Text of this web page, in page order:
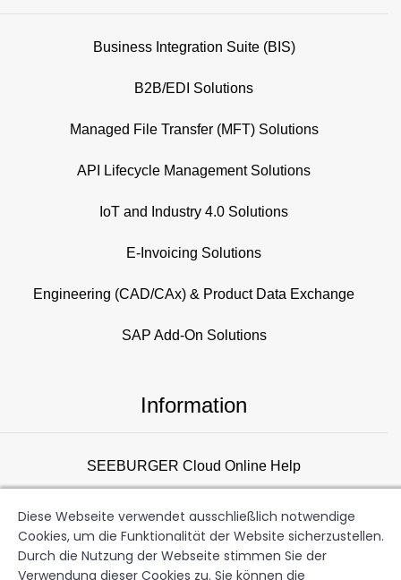
Business Integration Suite (BIS)
B2B/EDI Solutions
Managed File Transfer (MFT) Solutions
API Lifecycle Management Solutions
IoT and Industry 4.0 Solutions
E-Invoicing Solutions
Engineering (CAD/CAx) & Product Data Exchange
SAP Add-On Solutions
Information
SEEBURGER Cloud Online Help
Support
Diese Webseite verwendet ausschließlich notwendige
Cookies, um die Funktionalität der Website sicherzustellen.
Durch die Nutzung der Webseite stimmen Sie der
Verwendung dieser Cookies zu. Sie können die